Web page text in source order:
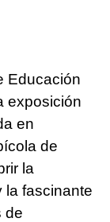
Educación
exposición
en
de
la
la fascinante
de